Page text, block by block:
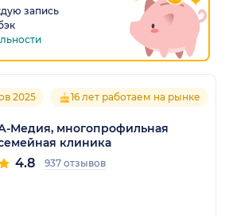
запись
2025 16 лет работаем на рынке
Медия, многопрофильная
клиника
4.8 937 отзывов